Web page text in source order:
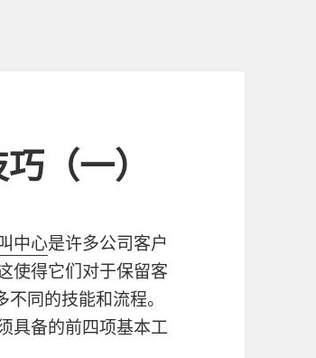
（一）
中心是许多公司客户
使得它们对于保留客
同的技能和流程。
具备的前四项基本工